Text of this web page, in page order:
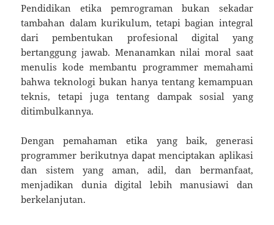
Pendidikan etika pemrograman bukan sekadar
tambahan dalam kurikulum, tetapi bagian integral
dari pembentukan profesional digital yang
bertanggung jawab. Menanamkan nilai moral saat
menulis kode membantu programmer memahami
bahwa teknologi bukan hanya tentang kemampuan
teknis, tetapi juga tentang dampak sosial yang
ditimbulkannya.
Dengan pemahaman etika yang baik, generasi
programmer berikutnya dapat menciptakan aplikasi
dan sistem yang aman, adil, dan bermanfaat,
menjadikan dunia digital lebih manusiawi dan
berkelanjutan.